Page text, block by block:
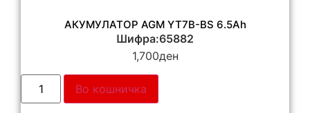
АКУМУЛАТОР AGM YT7B-BS 6.5Ah
Шифра:65882
1,700ден
Во кошничка